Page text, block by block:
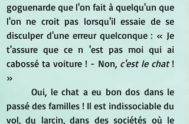
goguenarde que l'on fait à quelqu'un que
l'on ne croit pas lorsqu'il essaie de se
disculper d'une erreur quelconque : « Je
t'assure que ce n 'est pas moi qui ai
cabossé ta voiture ! - Non, c'est le chat !
»
	Oui, le chat a eu bon dos dans le
passé des familles ! Il est indissociable du
vol, du larcin, dans des sociétés où le